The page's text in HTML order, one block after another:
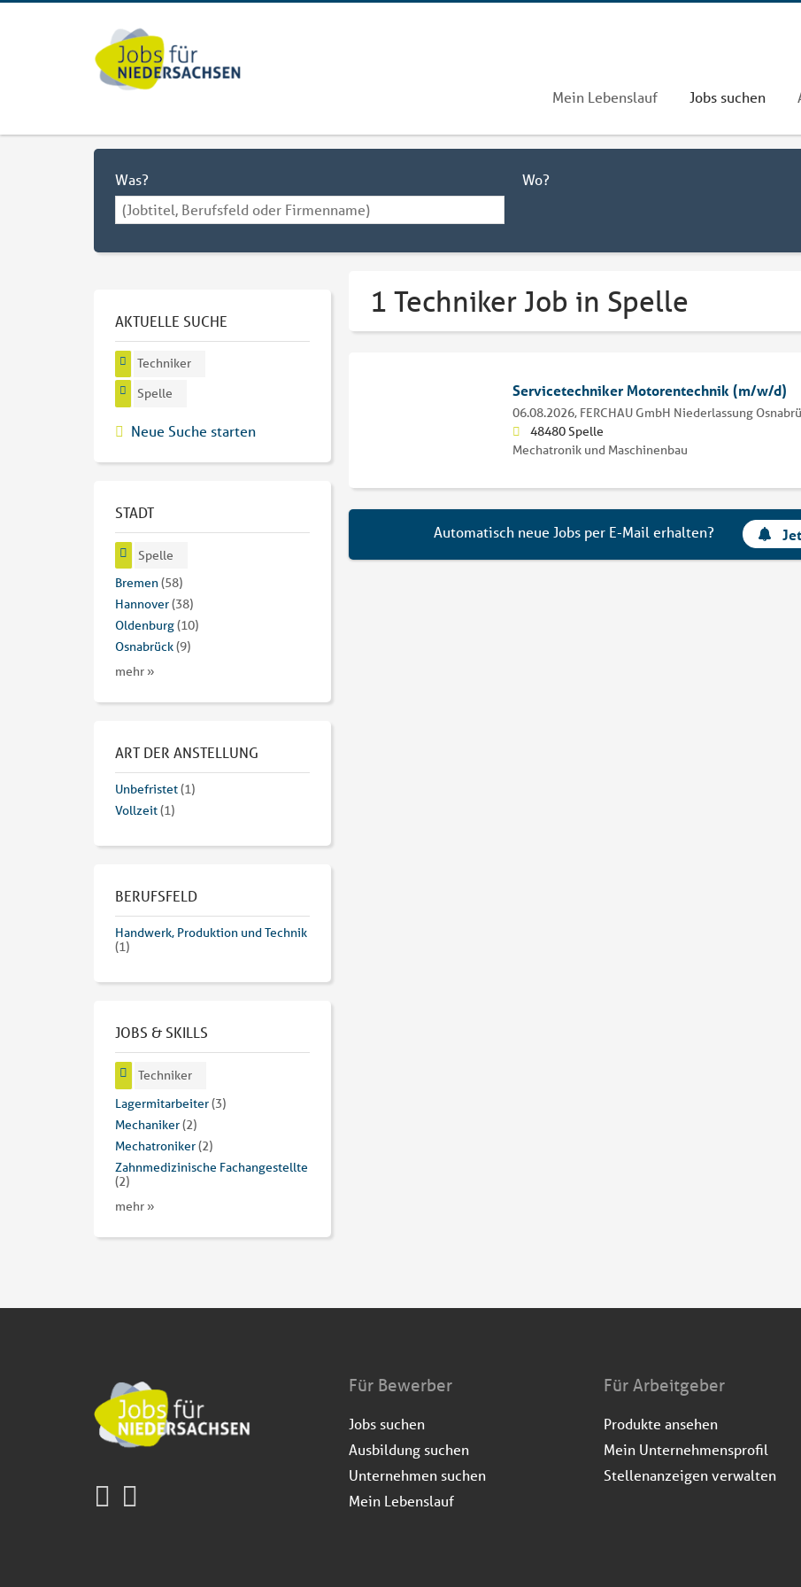
Mein Lebenslauf Jobs suchen
Was? Wo?
1 Techniker Job in Spelle
Servicetechniker Motorentechnik (m/w/d)
06.08.2026, FERCHAU GmbH Niederlassung
48480 Spelle
Mechatronik und Maschinenbau
Automatisch neue Jobs per E-Mail erhalten?
AKTUELLE SUCHE
Techniker
Spelle
Neue Suche starten
STADT
Spelle
Bremen(58)
Hannover(38)
Oldenburg(10)
Osnabrück(9)
mehr »
ART DER ANSTELLUNG
Unbefristet(1)
Vollzeit(1)
BERUFSFELD
Handwerk, Produktion und Technik
(1)
JOBS & SKILLS
Techniker
Lagermitarbeiter(3)
Mechaniker(2)
Mechatroniker(2)
Zahnmedizinische Fachangestellte
(2)
mehr »
Für Bewerber
Jobs suchen
Ausbildung suchen
Unternehmen suchen
Mein Lebenslauf
Für Arbeitgeber
Produkte ansehen
Mein Unternehmensprofil
Stellenanzeigen verwalten